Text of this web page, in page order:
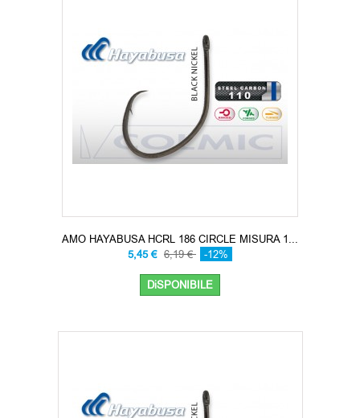
AMO HAYABUSA HCRL 186 CIRCLE MISURA 1...
5,45 € 6,19 € -12%
DiSPONIBILE